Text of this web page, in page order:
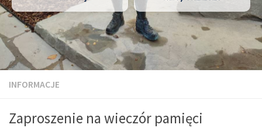
INFORMACJE
Zaproszenie na wieczór pamięci